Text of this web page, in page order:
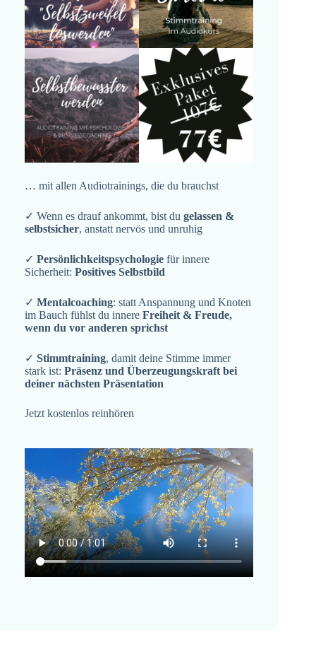
… mit allen Audiotrainings, die du brauchst
✓ Wenn es drauf ankommt, bist du gelassen &
selbstsicher, anstatt nervös und unruhig
✓ Persönlichkeitspsychologie für innere
Sicherheit: Positives Selbstbild
✓ Mentalcoaching: statt Anspannung und Knoten
im Bauch fühlst du innere Freiheit & Freude,
wenn du vor anderen sprichst
✓ Stimmtraining, damit deine Stimme immer
stark ist: Präsenz und Überzeugungskraft bei
deiner nächsten Präsentation
Jetzt kostenlos reinhören